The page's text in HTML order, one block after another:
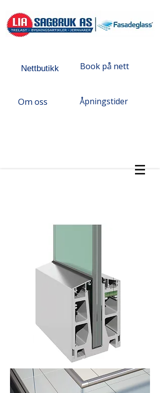
Nettbutikk Book på nett
Om oss Åpningstider